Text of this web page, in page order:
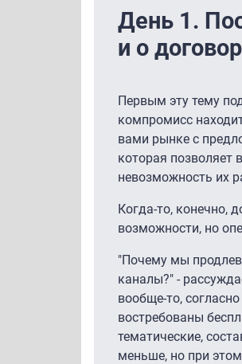
День 1.
и о
Первым эту тему
компромисс
вами рынке с
которая позволяет
невозможность их
Когда-то, конечно,
возможности, но
"Почему мы
каналы?" -
вообще-то,
востребованы
тематические,
меньше, но при